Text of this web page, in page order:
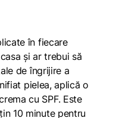
în fiecare
și ar trebui să
de îngrijire a
pielea, aplică o
cu SPF. Este
10 minute pentru